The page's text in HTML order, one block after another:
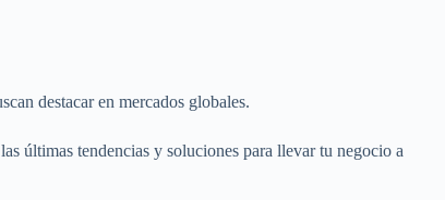
destacar en mercados globales.
últimas tendencias y soluciones para llevar tu negocio a